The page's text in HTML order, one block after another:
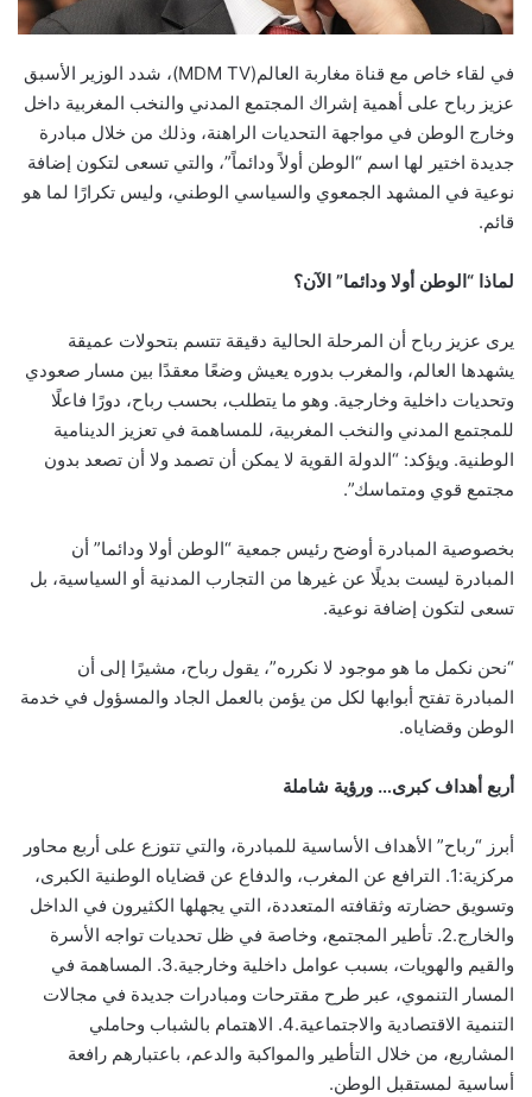
في لقاء خاص مع قناة مغاربة العالم(MDM TV)، شدد الوزير الأسبق
عزيز رباح على أهمية إشراك المجتمع المدني والنخب المغربية داخل
وخارج الوطن في مواجهة التحديات الراهنة، وذلك من خلال مبادرة
جديدة اختير لها اسم “الوطن أولاً ودائماً”، والتي تسعى لتكون إضافة
نوعية في المشهد الجمعوي والسياسي الوطني، وليس تكرارًا لما هو
قائم.
لماذا “الوطن أولا ودائما” الآن؟
يرى عزيز رباح أن المرحلة الحالية دقيقة تتسم بتحولات عميقة
يشهدها العالم، والمغرب بدوره يعيش وضعًا معقدًا بين مسار صعودي
وتحديات داخلية وخارجية. وهو ما يتطلب، بحسب رباح، دورًا فاعلًا
للمجتمع المدني والنخب المغربية، للمساهمة في تعزيز الدينامية
الوطنية. ويؤكد: “الدولة القوية لا يمكن أن تصمد ولا أن تصعد بدون
مجتمع قوي ومتماسك”.
بخصوصية المبادرة أوضح رئيس جمعية “الوطن أولا ودائما” أن
المبادرة ليست بديلًا عن غيرها من التجارب المدنية أو السياسية، بل
تسعى لتكون إضافة نوعية.
“نحن نكمل ما هو موجود لا نكرره”، يقول رباح، مشيرًا إلى أن
المبادرة تفتح أبوابها لكل من يؤمن بالعمل الجاد والمسؤول في خدمة
الوطن وقضاياه.
أربع أهداف كبرى… ورؤية شاملة
أبرز “رباح” الأهداف الأساسية للمبادرة، والتي تتوزع على أربع محاور
مركزية:1. الترافع عن المغرب، والدفاع عن قضاياه الوطنية الكبرى،
وتسويق حضارته وثقافته المتعددة، التي يجهلها الكثيرون في الداخل
والخارج.2. تأطير المجتمع، وخاصة في ظل تحديات تواجه الأسرة
والقيم والهويات، بسبب عوامل داخلية وخارجية.3. المساهمة في
المسار التنموي، عبر طرح مقترحات ومبادرات جديدة في مجالات
التنمية الاقتصادية والاجتماعية.4. الاهتمام بالشباب وحاملي
المشاريع، من خلال التأطير والمواكبة والدعم، باعتبارهم رافعة
أساسية لمستقبل الوطن.